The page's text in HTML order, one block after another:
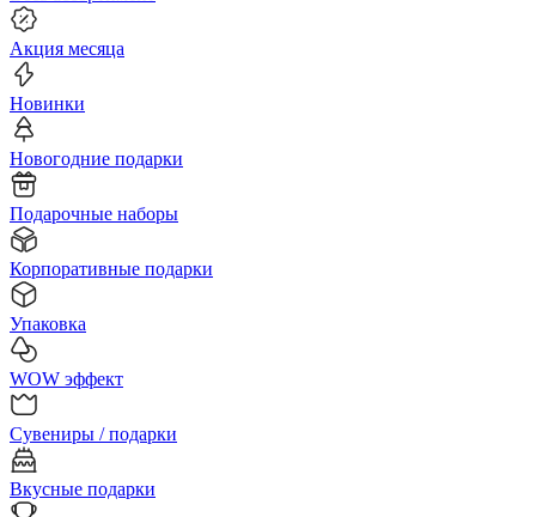
Акция месяца
Новинки
Новогодние подарки
Подарочные наборы
Корпоративные подарки
Упаковка
WOW эффект
Сувениры / подарки
Вкусные подарки